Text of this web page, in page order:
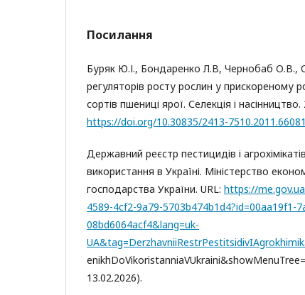
Посилання
Буряк Ю.І., Бондаренко Л.В, Чернобаб О.В.,
регуляторів росту рослин у прискореному
сортів пшениці ярої. Селекція і
https://doi.org/10.30835/2413-7510.2011.66081
Державний реєстр пестицидів і
використання в Україні. Міністерство
господарства України. URL: https://
4589-4cf2-9a79-5703b474b1d4?id=00aa19f1-
08bd6064acf4&lang=uk-
13.02.2026).